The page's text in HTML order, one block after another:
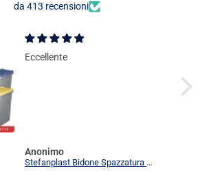
da 413 recensioni
Eccellente
Anonimo
Stefanplast Bidone Spazzatura Plastica Coperchio Colorato Eco System 15L Cestino Rettangolar